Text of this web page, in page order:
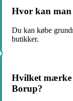
Hvor kan man
Du kan købe
butikker.
Hvilket mærke
Borup?